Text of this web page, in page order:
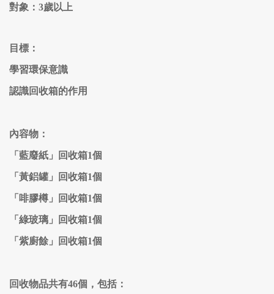
對象： 3歲以上
目標：
學習環保意識
認識回收箱的作用
內容物：
「藍廢紙」回收箱1個
「黃鋁罐」回收箱1個
「啡膠樽」回收箱1個
「綠玻璃」回收箱1個
「紫廚餘」回收箱1個
回收物品共有46個，包括：